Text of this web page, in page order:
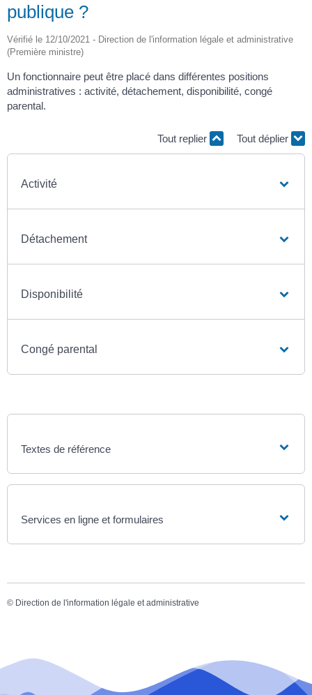
publique ?
Vérifié le 12/10/2021 - Direction de l'information légale et administrative
(Première ministre)
Un fonctionnaire peut être placé dans différentes positions
administratives : activité, détachement, disponibilité, congé
parental.
Tout replier Tout déplier
Activité
Détachement
Disponibilité
Congé parental
Textes de référence
Services en ligne et formulaires
© Direction de l'information légale et administrative